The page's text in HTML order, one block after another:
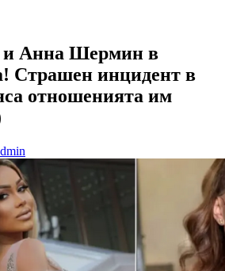
и Анна Шермин в
Страшен инцидент в
отношенията им